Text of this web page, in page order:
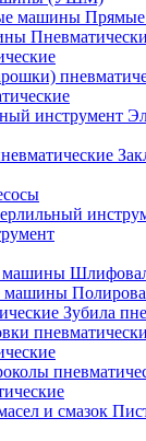
Зубила